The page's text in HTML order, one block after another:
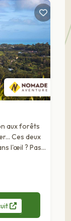
aux forêts
Ces deux
l'œil ? Pas